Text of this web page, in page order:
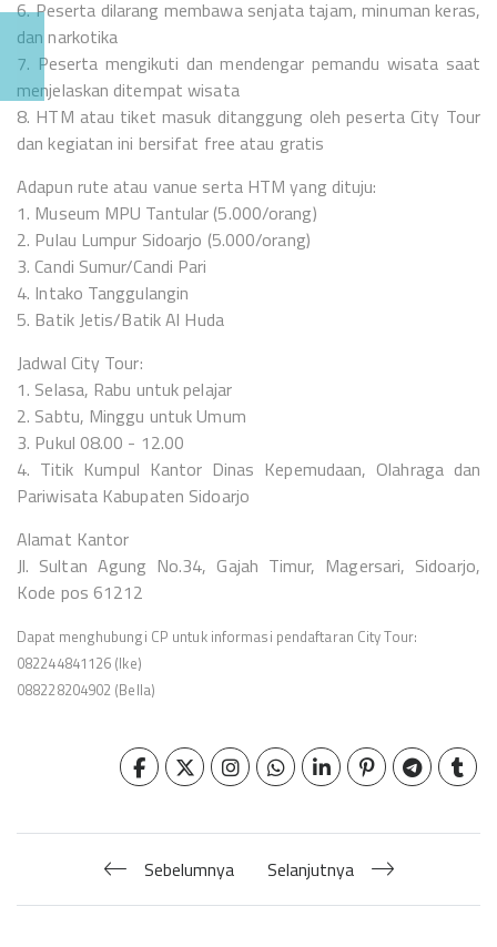
6. Peserta dilarang membawa senjata tajam, minuman keras,
dan narkotika
7. Peserta mengikuti dan mendengar pemandu wisata saat
menjelaskan ditempat wisata
8. HTM atau tiket masuk ditanggung oleh peserta City Tour
dan kegiatan ini bersifat free atau gratis
Adapun rute atau vanue serta HTM yang dituju:
1. Museum MPU Tantular (5.000/orang)
2. Pulau Lumpur Sidoarjo (5.000/orang)
3. Candi Sumur/Candi Pari
4. Intako Tanggulangin
5. Batik Jetis/Batik Al Huda
Jadwal City Tour:
1. Selasa, Rabu untuk pelajar
2. Sabtu, Minggu untuk Umum
3. Pukul 08.00 - 12.00
4. Titik Kumpul Kantor Dinas Kepemudaan, Olahraga dan
Pariwisata Kabupaten Sidoarjo
Alamat Kantor
Jl. Sultan Agung No.34, Gajah Timur, Magersari, Sidoarjo,
Kode pos 61212
Dapat menghubungi CP untuk informasi pendaftaran City Tour:
082244841126 (Ike)
088228204902 (Bella)
Sebelumnya Selanjutnya